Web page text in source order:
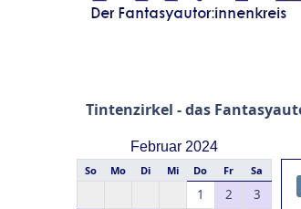
Tintenzirkel - das
Februar 2024
So Mo Di Mi Do Fr Sa
1 2
3